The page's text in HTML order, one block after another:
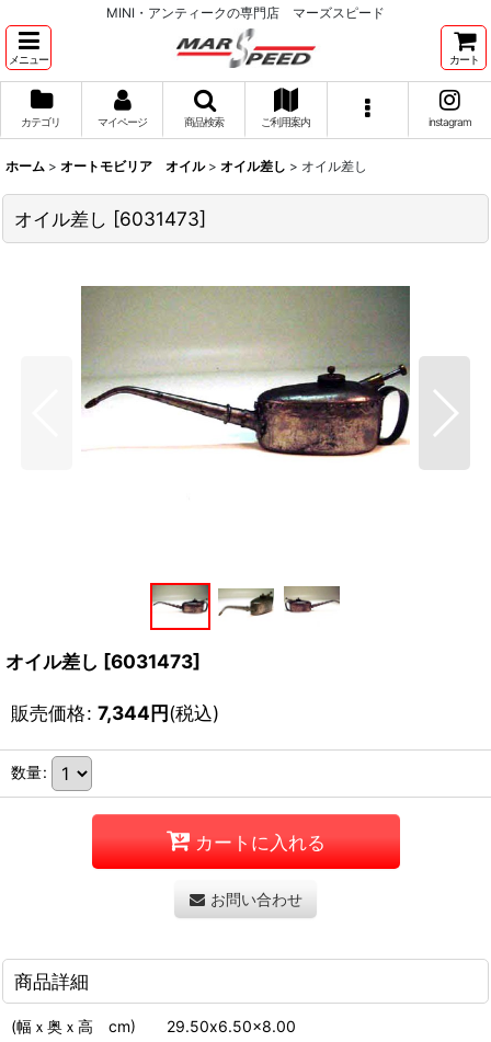
MINI・アンティークの専門店 マーズスピード
メニュー カート
カテゴリ マイページ 商品検索 ご利用案内 instagram
ホーム > オートモビリア オイル > オイル差し > オイル差し
オイル差し [6031473]
オイル差し [6031473]
販売価格: 7,344円(税込)
数量:
カートに入れる
お問い合わせ
商品詳細
(幅ｘ奥ｘ高 cm) 29.50x6.50x8.00